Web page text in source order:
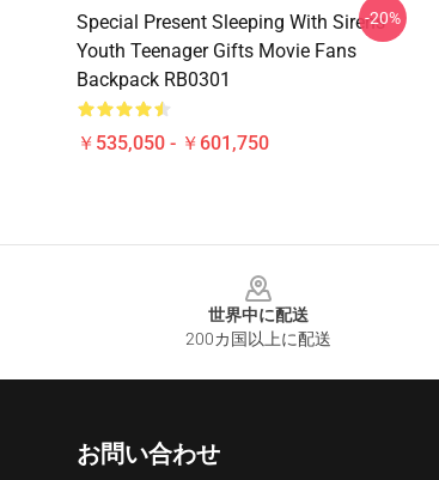
Special Present Sleeping With Sirens
Youth Teenager Gifts Movie Fans
Backpack RB0301
￥535,050 - ￥601,750
-20%
世界中に配送
200カ国以上に配送
お問い合わせ